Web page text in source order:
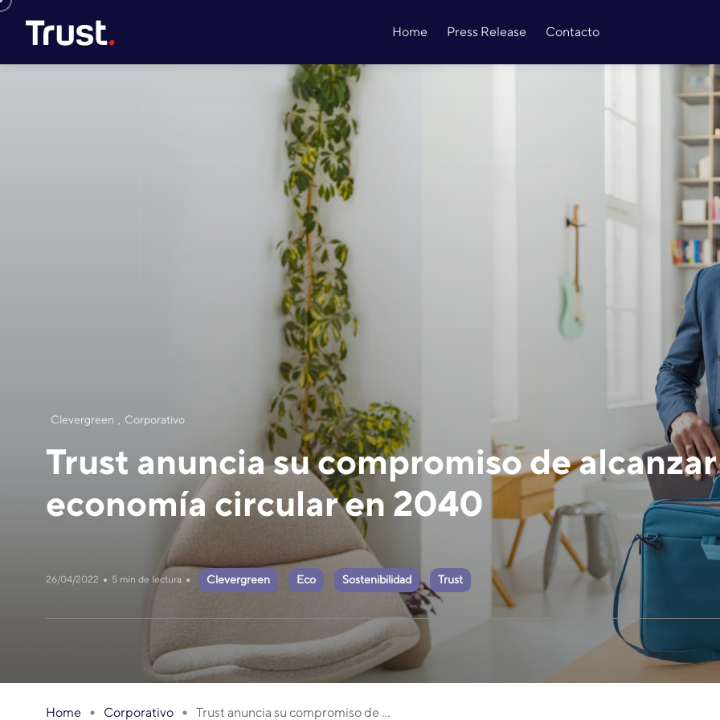
Home Press Release Contacto
Clevergreen Corporativo
Trust anuncia su compromiso de
economía circular en 2040
26/04/2022 5 min de lectura Clevergreen Eco Sostenibilidad Trust
Home Corporativo Trust anuncia su compromiso de ...